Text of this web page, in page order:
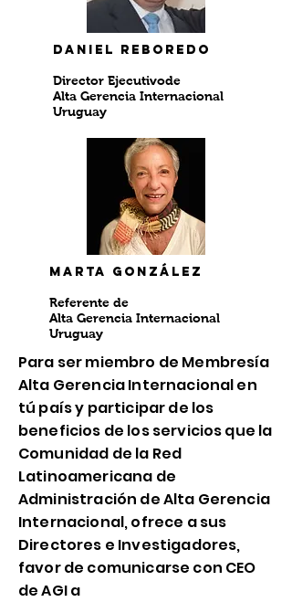
Daniel Reboredo
Director Ejecutivode
Alta Gerencia Internacional
Uruguay
Marta González
Referente de
Alta Gerencia Internacional
Uruguay
Para ser miembro de Membresía
Alta Gerencia Internacional en
tú país y participar de los
beneficios de los servicios que la
Comunidad de la Red
Latinoamericana de
Administración de Alta Gerencia
Internacional, ofrece a sus
Directores e Investigadores,
favor de comunicarse con CEO
de AGI a